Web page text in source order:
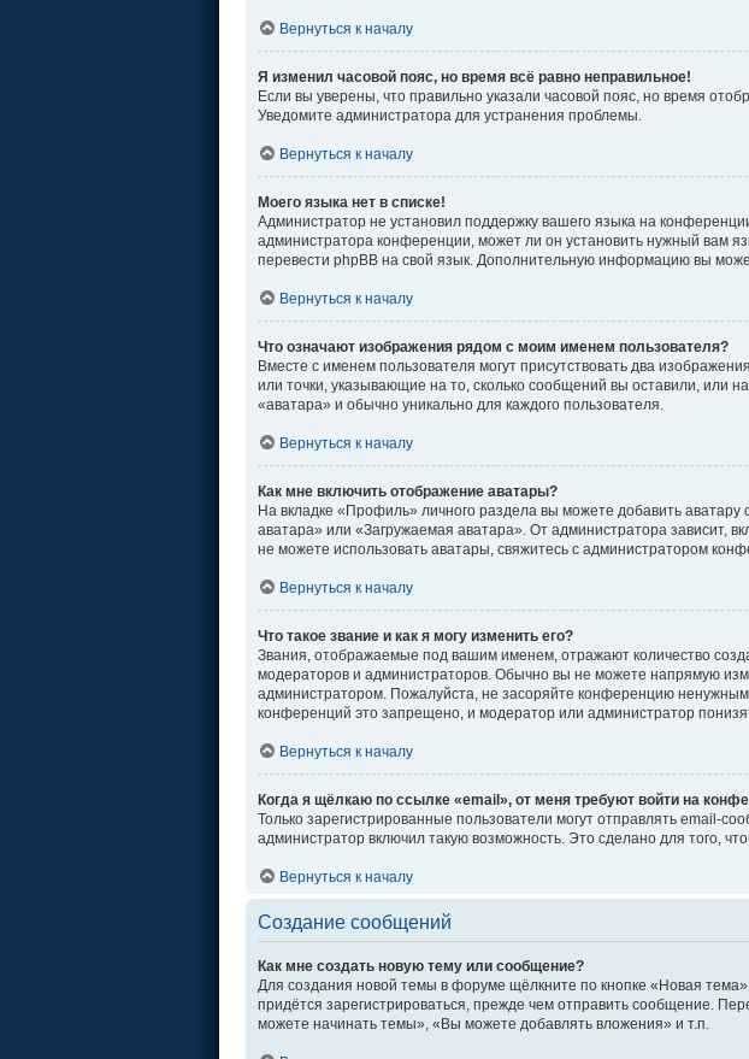
Вернуться к началу
Я изменил часовой пояс, но время всё равно неправильное!
Если вы уверены, что правильно указали часовой пояс, но время
Уведомите администратора для устранения проблемы.
Вернуться к началу
Моего языка нет в списке!
Администратор не установил поддержку вашего языка на
администратора конференции, может ли он установить нужный вам
перевести phpBB на свой язык. Дополнительную информацию вы
Вернуться к началу
Что означают изображения рядом с моим именем пользователя?
Вместе с именем пользователя могут присутствовать два
или точки, указывающие на то, сколько сообщений вы оставили, или
«аватара» и обычно уникально для каждого пользователя.
Вернуться к началу
Как мне включить отображение аватары?
На вкладке «Профиль» личного раздела вы можете добавить
аватара» или «Загружаемая аватара». От администратора зависит,
не можете использовать аватары, свяжитесь с администратором
Вернуться к началу
Что такое звание и как я могу изменить его?
Звания, отображаемые под вашим именем, отражают количество
модераторов и администраторов. Обычно вы не можете напрямую
администратором. Пожалуйста, не засоряйте конференцию
конференций это запрещено, и модератор или администратор
Вернуться к началу
Когда я щёлкаю по ссылке «email», от меня требуют войти на
Только зарегистрированные пользователи могут отправлять email-
администратор включил такую возможность. Это сделано для того,
Вернуться к началу
Создание сообщений
Как мне создать новую тему или сообщение?
Для создания новой темы в форуме щёлкните по кнопке «Новая
придётся зарегистрироваться, прежде чем отправить сообщение.
можете начинать темы», «Вы можете добавлять вложения» и т.п.